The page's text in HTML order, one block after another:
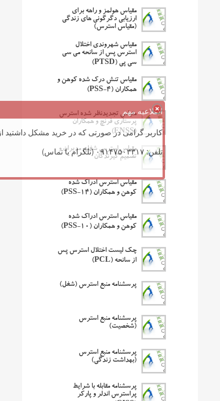
مقیاس هولمز و راهه برای
ارزیابی دگرگونی های زندگی
(مقیاس استرس)
مقیاس شهروندی اختلال
استرس پس از سانحه می سی
سی پی (PTSD)
مقیاس تنش درک شده کوهن و
همکاران (PSS-4)
مقیاس تجدیدنظر شده استرس
پرستاری فرنچ و همکاران
(ENSS)
مقیاس استرس شغلی مدیران و
تصمیم گیرندگان
مقیاس استرس ادراک شده
کوهن و همکاران (PSS-14)
مقیاس استرس ادراک شده
کوهن و همکاران (PSS-10)
چک لیست اختلال استرس پس
از سانحه (PCL)
پرسشنامه منبع استرس (شغل)
پرسشنامه منبع استرس
(شخصیت)
پرسشنامه منبع استرس
(بهداشت زندگی)
پرسشنامه مقابله با شرایط
پراسترس اندلر و پارکر
اطلاعیه مهم
کاربر گرامی در صورتی که در خرید مشکل داشتید
تلفن: ۰۹۱۴۷۵۰۳۳۱۷ (تلگرام یا تماس)